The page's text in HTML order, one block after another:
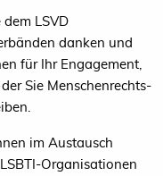
LSVD
danken und
für Ihr Engagement,
Sie Menschenrechts-
im Austausch
Organisationen